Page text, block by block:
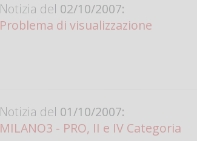
Notizia del 02/10/2007:
Problema di visualizzazione
Notizia del 01/10/2007:
MILANO3 - PRO, II e IV Categoria